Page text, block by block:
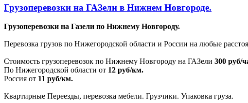
Грузоперевозки на ГАЗели в Нижнем Новгороде.
Грузоперевозки на Газели по Нижнему Новгороду.
Перевозка грузов по Нижегородской области и России на любые
Стоимость грузоперевозок по Нижнему Новгороду на ГАЗели 300 руб/
По Нижегородской области от 12 руб/км.
Россия от 11 руб/км.
Квартирные Переезды, перевозка мебели. Грузчики. Упаковка груза.